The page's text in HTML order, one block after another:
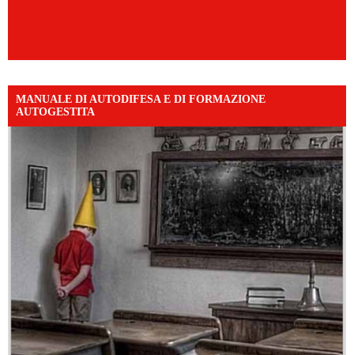
MANUALE DI AUTODIFESA E DI FORMAZIONE
AUTOGESTITA